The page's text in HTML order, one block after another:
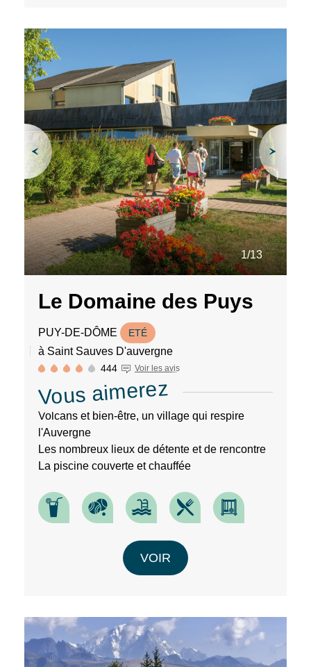
1/13
Le Domaine des Puys
PUY-DE-DÔME ETÉ
à Saint Sauves D'auvergne
444 Voir les avis
Vous aimerez
Volcans et bien-être, un village qui respire
l'Auvergne
Les nombreux lieux de détente et de rencontre
La piscine couverte et chauffée
VOIR